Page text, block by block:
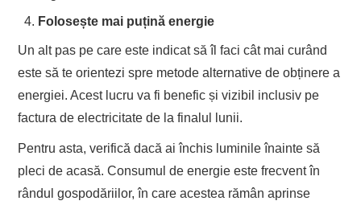
Folosește mai puțină energie
Un alt pas pe care este indicat să îl faci cât mai curând
este să te orientezi spre metode alternative de obținere a
energiei. Acest lucru va fi benefic și vizibil inclusiv pe
factura de electricitate de la finalul lunii.
Pentru asta, verifică dacă ai închis luminile înainte să
pleci de acasă. Consumul de energie este frecvent în
rândul gospodăriilor, în care acestea rămân aprinse